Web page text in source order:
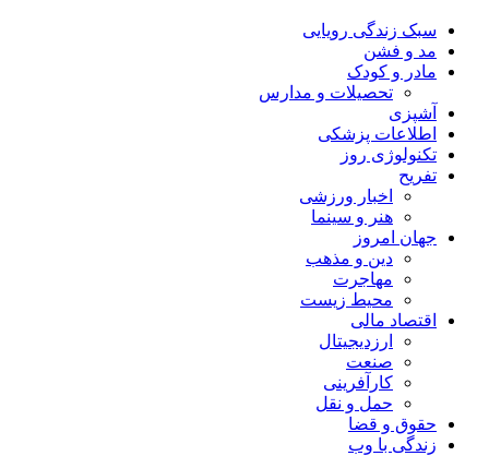
سبک زندگی رویایی
مد و فشن
مادر و کودک
تحصیلات و مدارس
آشپزی
اطلاعات پزشکی
تکنولوژی روز
تفریح
اخبار ورزشی
هنر و سینما
جهان امروز
دین و مذهب
مهاجرت
محیط زیست
اقتصاد مالی
ارزدیجیتال
صنعت
کارآفرینی
حمل و نقل
حقوق و قضا
زندگی با وب